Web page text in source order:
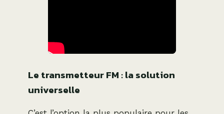
Le transmetteur FM : la solution
universelle